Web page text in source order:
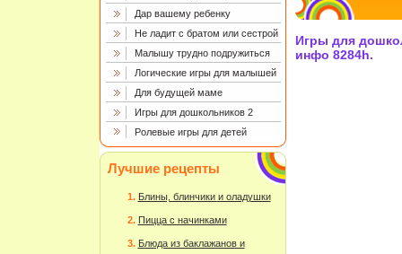
Дар вашему ребенку
Не ладит с братом или сестрой
Малышу трудно подружиться
Логические игры для малышей
Для будущей маме
Игры для дошкольников 2
Ролевые игры для детей
Лучшие рецепты
Блины, блинчики и оладушки
Пицца с начинками
Блюда из баклажанов и
Игры для
инфо 8284h.